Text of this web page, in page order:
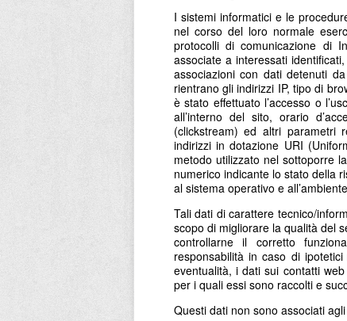
I sistemi informatici e le
nel corso del loro normale
protocolli di comunicazione di
associate a interessati
associazioni con dati detenuti
rientrano gli indirizzi IP, tipo di
è stato effettuato l’accesso o
all’interno del sito, orario
(clickstream) ed altri parametri
indirizzi in dotazione URI
metodo utilizzato nel sottoporre
numerico indicante lo stato della
al sistema operativo e
Tali dati di carattere tecnico/
scopo di migliorare la qualità del
controllarne il corretto
responsabilità in caso di
eventualità, i dati sui contatti
per i quali essi sono raccolti e
Questi dati non sono associati